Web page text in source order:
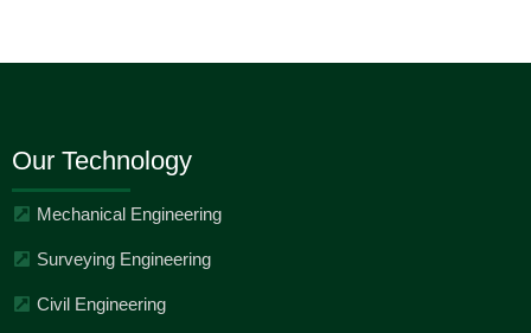
Our Technology
Mechanical Engineering
Surveying Engineering
Civil Engineering